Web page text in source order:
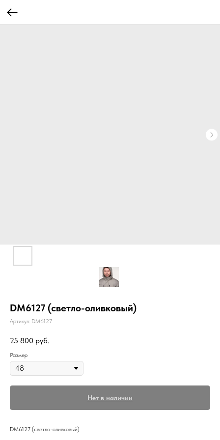
DM6127 (светло-оливковый)
Артикул: DM6127
25 800 руб.
Размер
Нет в наличии
DM6127 (светло-оливковый)